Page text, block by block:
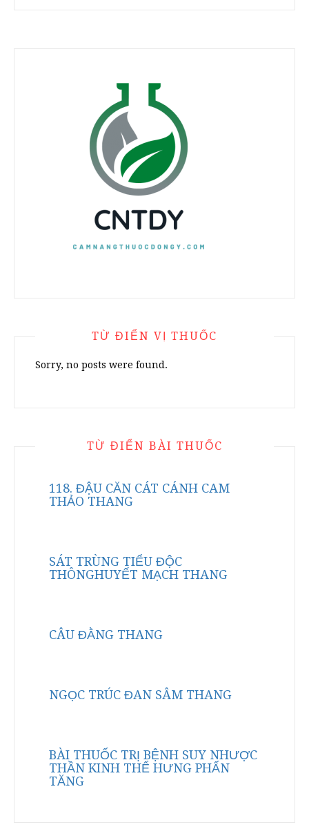
TỪ ĐIỂN VỊ THUỐC
Sorry, no posts were found.
TỪ ĐIỂN BÀI THUỐC
118. ĐẬU CĂN CÁT CÁNH CAM
THẢO THANG
SÁT TRÙNG TIỂU ĐỘC
THÔNGHUYẾT MẠCH THANG
CÂU ĐẰNG THANG
NGỌC TRÚC ĐAN SÂM THANG
BÀI THUỐC TRỊ BỆNH SUY NHƯỢC
THẦN KINH THỂ HƯNG PHẤN
TĂNG